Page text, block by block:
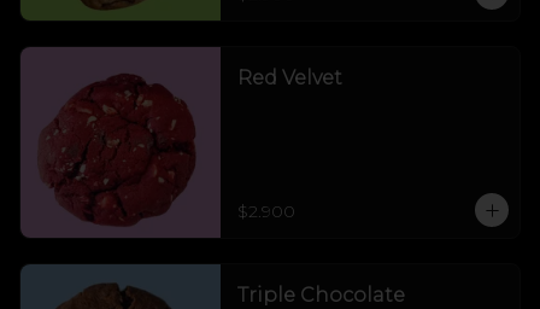
Red Velvet
$2.900
Triple Chocolate